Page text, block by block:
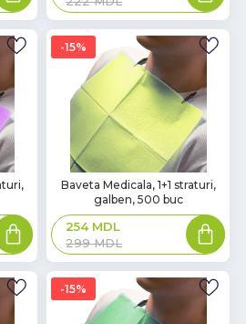
15%
Baveta Medicala, 1+1 straturi,
galben, 500 buc
299MDL
254 MDL
15%